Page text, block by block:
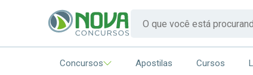
Concursos Apostilas Cursos